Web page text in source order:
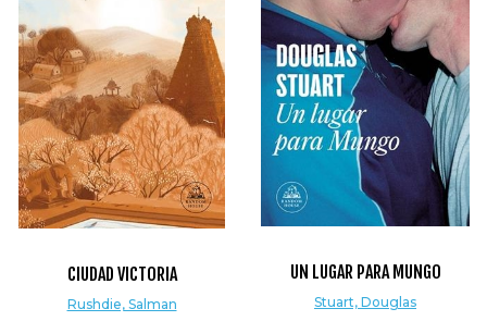
CIUDAD VICTORIA
Rushdie, Salman
UN LUGAR PARA MUNGO
Stuart, Douglas